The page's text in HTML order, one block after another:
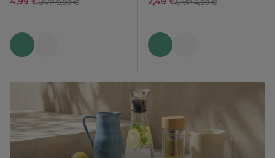
UVP 9,99 € UVP 4,99 €